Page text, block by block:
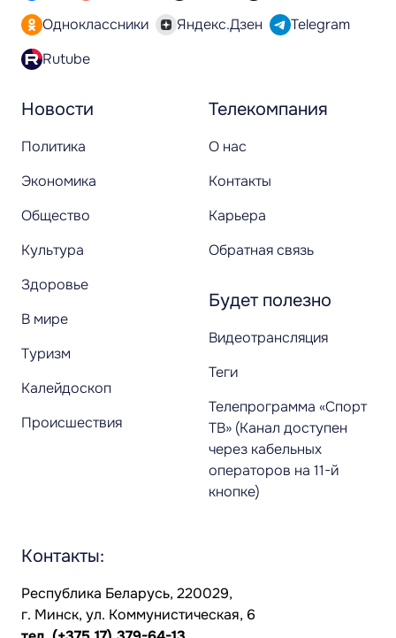
Новости
Политика
Экономика
Общество
Культура
Здоровье
В мире
Туризм
Калейдоскоп
Происшествия
Телекомпания
О нас
Контакты
Карьера
Обратная связь
Будет полезно
Видеотрансляция
Теги
Телепрограмма «Спорт
ТВ» (Канал доступен
через кабельных
операторов на 11-й
кнопке)
Одноклассники
Яндекс.Дзен
Telegram
Rutube
Контакты:
Республика Беларусь, 220029,
г. Минск, ул. Коммунистическая, 6